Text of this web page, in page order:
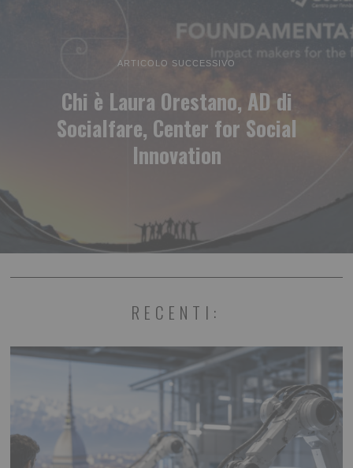
ARTICOLO SUCCESSIVO
Chi è Laura Orestano, AD di
Socialfare, Center for Social
Innovation
RECENTI: